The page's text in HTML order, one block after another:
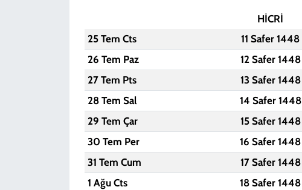
HİCRİ
25 Tem Cts
11 Safer 1448
26 Tem Paz
12 Safer 1448
27 Tem Pts
13 Safer 1448
28 Tem Sal
14 Safer 1448
29 Tem Çar
15 Safer 1448
30 Tem Per
16 Safer 1448
31 Tem Cum
17 Safer 1448
1 Ağu Cts
18 Safer 1448